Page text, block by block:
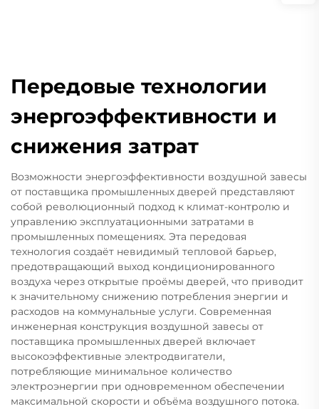
Передовые технологии
энергоэффективности и
снижения затрат
Возможности энергоэффективности воздушной завесы
от поставщика промышленных дверей представляют
собой революционный подход к климат-контролю и
управлению эксплуатационными затратами в
промышленных помещениях. Эта передовая
технология создаёт невидимый тепловой барьер,
предотвращающий выход кондиционированного
воздуха через открытые проёмы дверей, что приводит
к значительному снижению потребления энергии и
расходов на коммунальные услуги. Современная
инженерная конструкция воздушной завесы от
поставщика промышленных дверей включает
высокоэффективные электродвигатели,
потребляющие минимальное количество
электроэнергии при одновременном обеспечении
максимальной скорости и объёма воздушного потока.